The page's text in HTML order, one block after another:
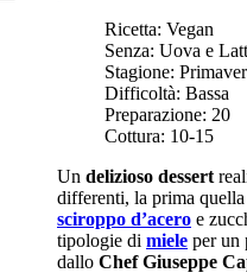
Ricetta: Vegan
Senza: Uova e
Stagione:
Difficoltà: Bassa
Preparazione: 20
Cottura: 10-15
Un delizioso dessert
differenti, la prima
sciroppo d’acero e
tipologie di miele per un
dallo Chef Giuseppe